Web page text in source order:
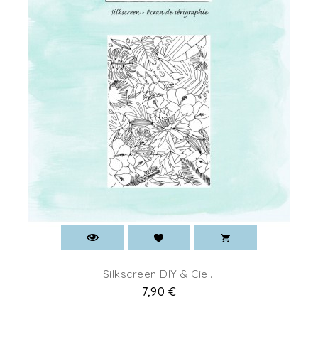
Silkscreen DIY & Cie...
Prix
7,90 €